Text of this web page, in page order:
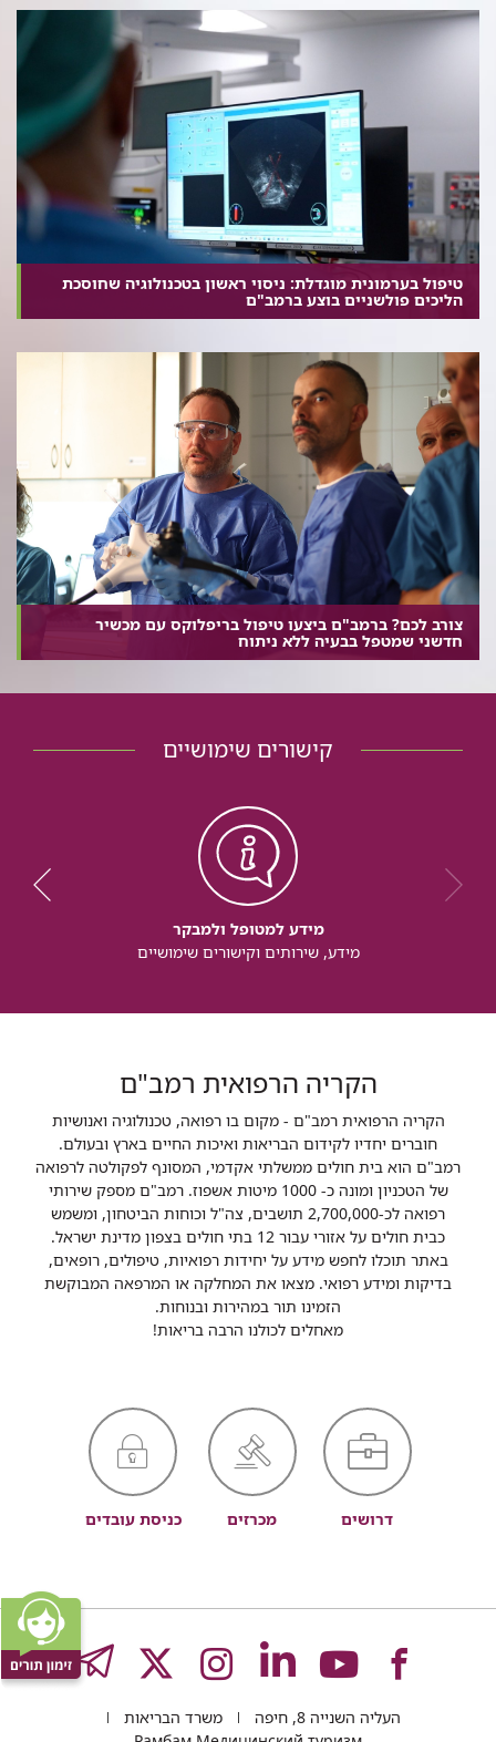
טיפול בערמונית מוגדלת: ניסוי ראשון בטכנולוגיה שחוסכת
הליכים פולשניים בוצע ברמב"ם
צורב לכם? ברמב"ם ביצעו טיפול בריפלוקס עם מכשיר
חדשני שמטפל בבעיה ללא ניתוח
קישורים שימושיים
מידע למטופל ולמבקר
מידע, שירותים וקישורים שימושיים
הקריה הרפואית רמב"ם
הקריה הרפואית רמב"ם - מקום בו רפואה, טכנולוגיה ואנושיות
חוברים יחדיו לקידום הבריאות ואיכות החיים בארץ ובעולם.
רמב"ם הוא בית חולים ממשלתי אקדמי, המסונף לפקולטה לרפואה
של הטכניון ומונה כ- 1000 מיטות אשפוז. רמב"ם מספק שירותי
רפואה לכ-2,700,000 תושבים, צה"ל וכוחות הביטחון, ומשמש
כבית חולים על אזורי עבור 12 בתי חולים בצפון מדינת ישראל.
באתר תוכלו לחפש מידע על יחידות רפואיות, טיפולים, רופאים,
בדיקות ומידע רפואי. מצאו את המחלקה או המרפאה המבוקשת
הזמינו תור במהירות ובנוחות.
מאחלים לכולנו הרבה בריאות!
דרושים מכרזים כניסת עובדים
לעמוד
לעמוד
לעמוד
לעמוד
לעמוד
העליה השנייה 8, חיפה
משרד הבריאות